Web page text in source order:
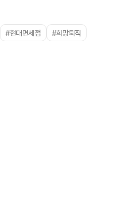
#현대면세점 #희망퇴직